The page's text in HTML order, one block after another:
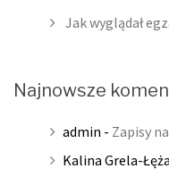
Jak wyglądał
Najnowsze
admin - Zapisy
Kalina Grela-